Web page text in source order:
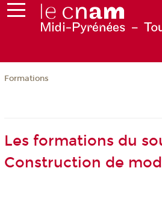
Formations
Les formations du
Construction de